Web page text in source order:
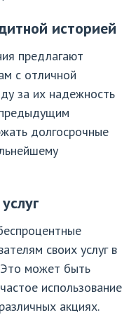
историей
предлагают
с отличной
за их надежность
долгосрочные
своих услуг в
Это может быть
использование
акциях.